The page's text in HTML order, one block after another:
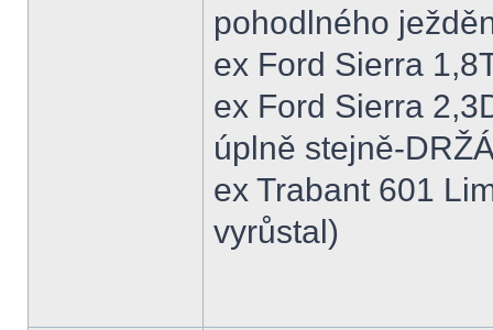
pohodlného
ex Ford Sierra
ex Ford Sierra
úplně stejně-
ex Trabant 601
vyrůstal)